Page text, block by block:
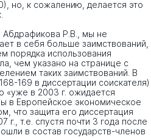
но, к сожалению, делается это
Абдрафикова Р.В., мы не
в себя больше заимствований,
порядка использования
чем указано на странице с
таких заимствований. В
169 в диссертации соискателя)
«уже в 2003 г. ожидается
в Европейское экономическое
что защита его диссертация
г., т.е. спустя почти 3 года после
в состав государств-членов